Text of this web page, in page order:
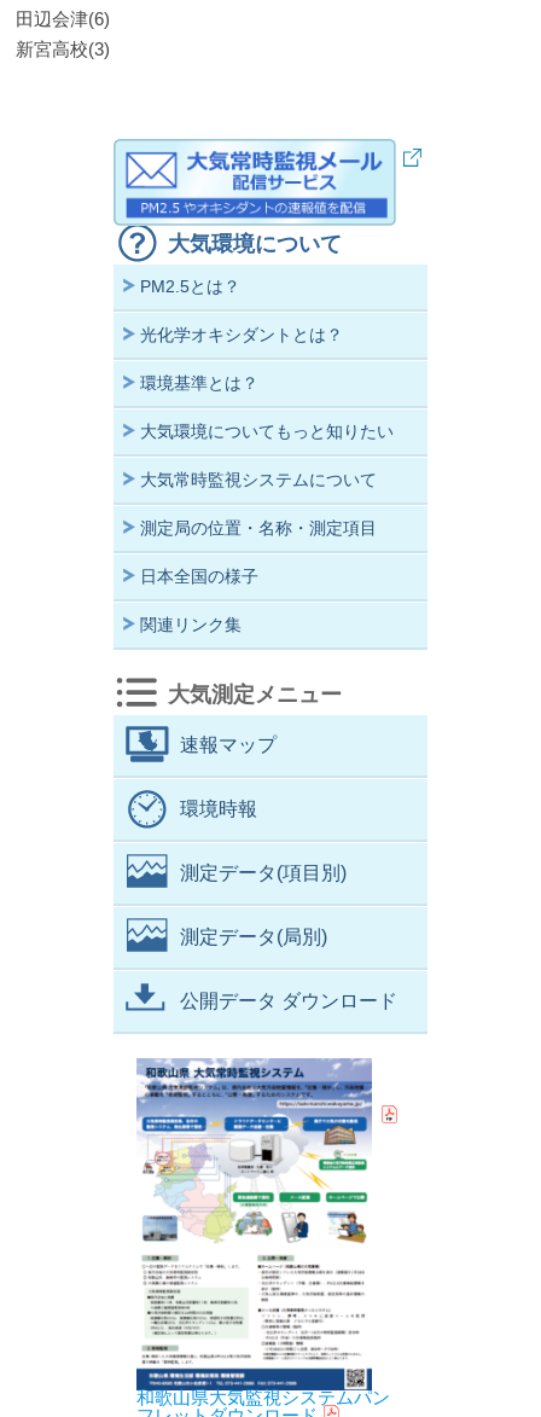
田辺会津(6)
新宮高校(3)
大気環境について
PM2.5とは？
光化学オキシダントとは？
環境基準とは？
大気環境についてもっと知りたい
大気常時監視システムについて
測定局の位置・名称・測定項目
日本全国の様子
関連リンク集
大気測定メニュー
速報マップ
環境時報
測定データ(項目別)
測定データ(局別)
公開データ ダウンロード
和歌山県大気監視システムパン